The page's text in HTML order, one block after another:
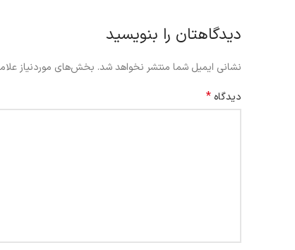
دیدگاهتان را بنویسید
نشانی ایمیل شما منتشر نخواهد شد. بخش‌های موردنیاز
دیدگاه *